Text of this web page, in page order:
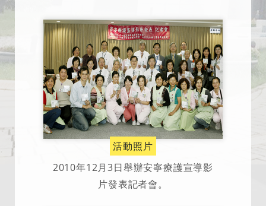
活動照片
2010年12月3日舉辦安寧療護宣導影
片發表記者會。